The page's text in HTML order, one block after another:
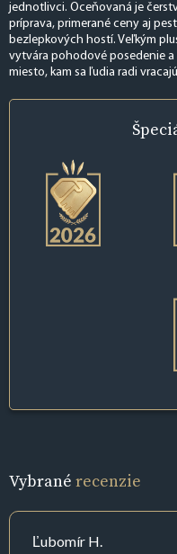
jednotlivci. Oceňovaná je
príprava, primerané ceny aj
bezlepkových hostí. Veľkým
vytvára pohodové posedenie
miesto, kam sa ľudia radi
Vybrané recenzie
Ľubomír H.